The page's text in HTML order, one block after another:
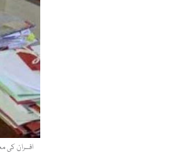
افسران کی